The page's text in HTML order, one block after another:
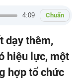
4:09 Chuẩn
dạy thêm,
hiệu lực, một
hợp tổ chức